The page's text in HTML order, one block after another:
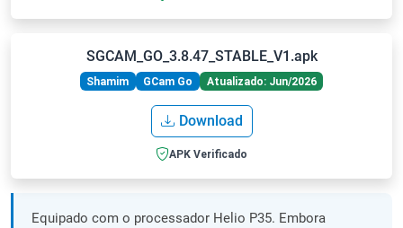
SGCAM_GO_3.8.47_STABLE_V1.apk
Shamim GCam Go Atualizado: Jun/2026
Download
APK Verificado
Equipado com o processador Helio P35. Embora